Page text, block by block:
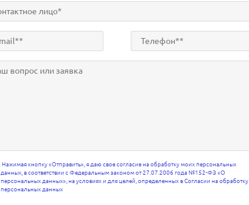
Нажимая кнопку «Отправить», я даю свое согласие на обработку моих персональных
данных, в соответствии с Федеральным законом от 27.07.2006 года №152-ФЗ «О
персональных данных», на условиях и для целей, определенных в Согласии на обработку
персональных данных